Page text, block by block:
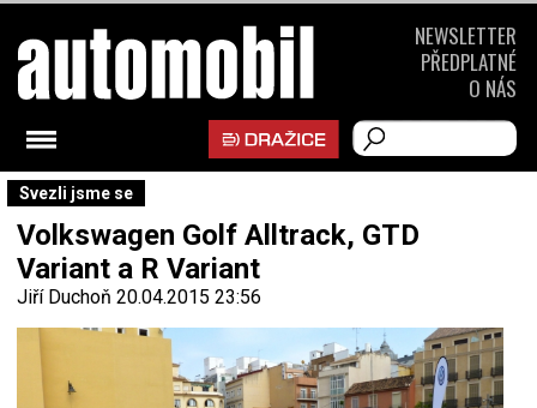
Svezli jsme se
Volkswagen Golf Alltrack, GTD
Variant a R Variant
Jiří Duchoň 20.04.2015 23:56
NEWSLETTER
PŘEDPLATNÉ
O NÁS